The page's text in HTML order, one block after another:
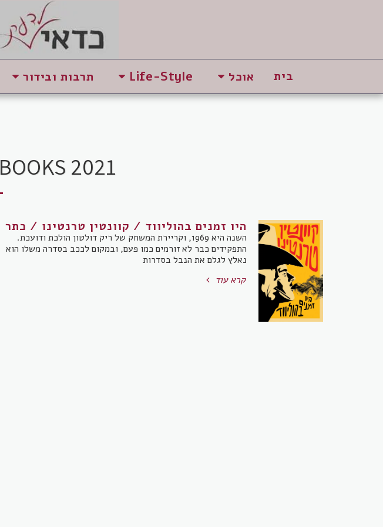
בית אוכל Life-Style תרבות ובידור
BOOKS 2021 #קוונטין טרנטינו
היו זמנים בהוליווד / קוונטין טרנטינו / כתר
השנה היא 1969, וקריירת המשחק של ריק דולטון הולכת ודועכת.
התפקידים כבר לא זורמים כמו פעם, ובמקום לככב בסדרה משלו הוא
נאלץ לגלם את הנבל בסדרות
קרא עוד